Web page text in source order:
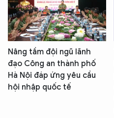
Nâng tầm đội ngũ lãnh
đạo Công an thành phố
Hà Nội đáp ứng yêu cầu
hội nhập quốc tế